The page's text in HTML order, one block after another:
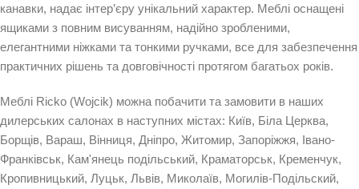
канавки, надає інтер’єру унікальний характер. Меблі оснащені
ящиками з повним висуванням, надійно зробленими,
елегантними ніжками та тонкими ручками, все для забезпечення
практичних рішень та довговічності протягом багатьох років.
Меблі Ricko (Wojcik) можна побачити та замовити в наших
дилерських салонах в наступних містах: Київ, Біла Церква,
Борщів, Вараш, Вінниця, Дніпро, Житомир, Запоріжжя, Івано-
Франківськ, Кам'янець подільський, Краматорськ, Кременчук,
Кропивницький, Луцьк, Львів, Миколаїв, Могилів-Подільский,